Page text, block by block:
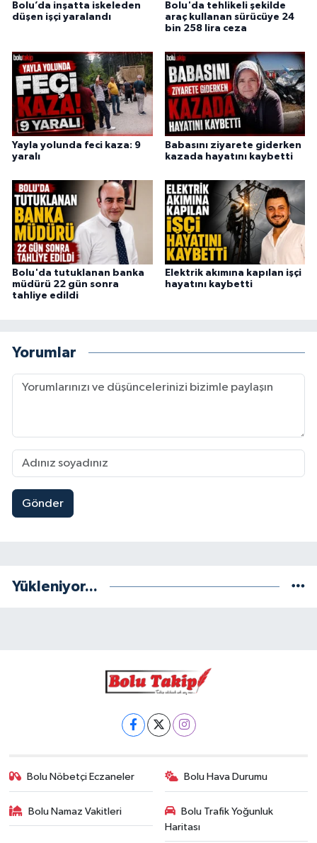
Bolu’da inşatta iskeleden
düşen işçi yaralandı
Bolu'da tehlikeli şekilde
araç kullanan sürücüye 24
bin 258 lira ceza
Yayla yolunda feci kaza: 9
yaralı
Babasını ziyarete giderken
kazada hayatını kaybetti
Bolu'da tutuklanan banka
müdürü 22 gün sonra
tahliye edildi
Elektrik akımına kapılan işçi
hayatını kaybetti
Yorumlar
Gönder
Yükleniyor...
Bolu Nöbetçi Eczaneler Bolu Hava Durumu
Bolu Namaz Vakitleri
Bolu Trafik Yoğunluk
Haritası